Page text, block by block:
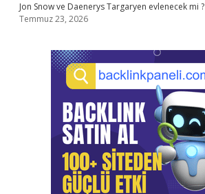
Jon Snow ve Daenerys Targaryen evlenecek mi ?
Temmuz 23, 2026